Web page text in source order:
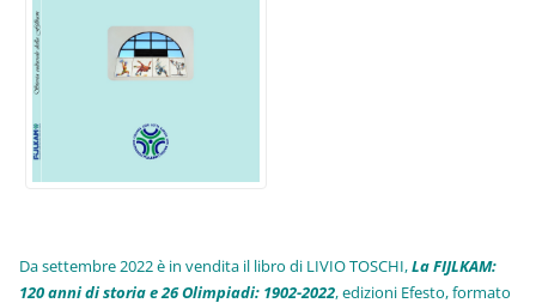
Da settembre 2022 è in vendita il libro di LIVIO TOSCHI,La FIJLKAM:
120 anni di storia e 26 Olimpiadi: 1902-2022, edizioni Efesto, formato